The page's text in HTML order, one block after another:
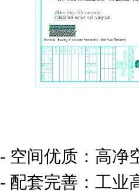
- 空间优质：高净
- 配套完善：工业